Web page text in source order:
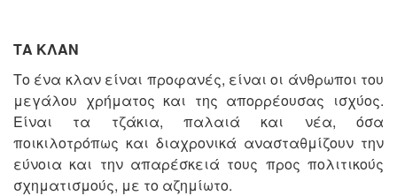
ΤΑ ΚΛΑΝ
Το ένα κλαν είναι προφανές, είναι οι άνθρωποι του
μεγάλου χρήματος και της απορρέουσας ισχύος.
Είναι τα τζάκια, παλαιά και νέα, όσα
ποικιλοτρόπως και διαχρονικά ανασταθμίζουν την
εύνοια και την απαρέσκειά τους προς πολιτικούς
σχηματισμούς, με το αζημίωτο.